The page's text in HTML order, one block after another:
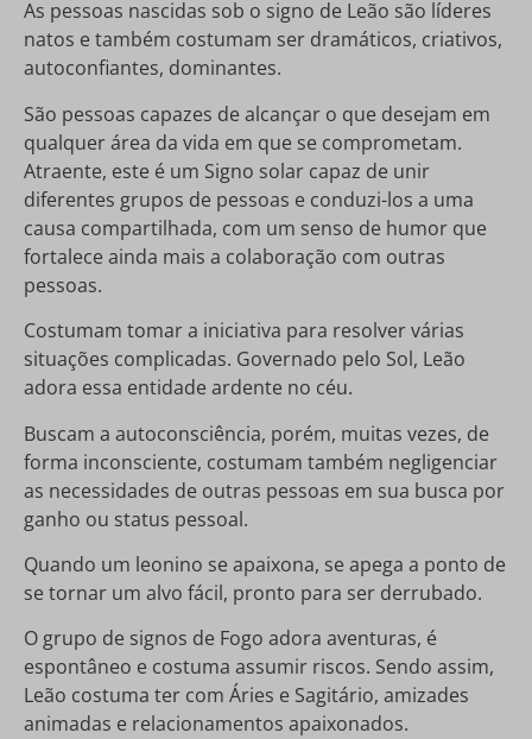
As pessoas nascidas sob o signo de Leão são líderes
natos e também costumam ser dramáticos, criativos,
autoconfiantes, dominantes.
São pessoas capazes de alcançar o que desejam em
qualquer área da vida em que se comprometam.
Atraente, este é um Signo solar capaz de unir
diferentes grupos de pessoas e conduzi-los a uma
causa compartilhada, com um senso de humor que
fortalece ainda mais a colaboração com outras
pessoas.
Costumam tomar a iniciativa para resolver várias
situações complicadas. Governado pelo Sol, Leão
adora essa entidade ardente no céu.
Buscam a autoconsciência, porém, muitas vezes, de
forma inconsciente, costumam também negligenciar
as necessidades de outras pessoas em sua busca por
ganho ou status pessoal.
Quando um leonino se apaixona, se apega a ponto de
se tornar um alvo fácil, pronto para ser derrubado.
O grupo de signos de Fogo adora aventuras, é
espontâneo e costuma assumir riscos. Sendo assim,
Leão costuma ter com Áries e Sagitário, amizades
animadas e relacionamentos apaixonados.